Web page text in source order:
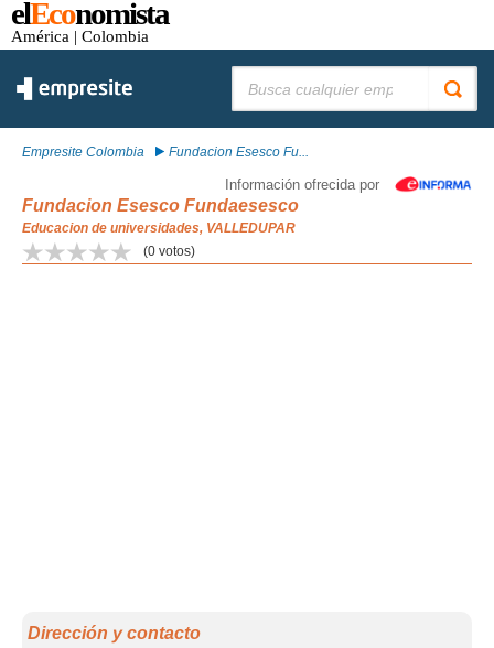
elEconomista
América | Colombia
Empresite Colombia Fundacion Esesco Fu...
Información ofrecida por
Fundacion Esesco Fundaesesco
Educacion de universidades, VALLEDUPAR
(0 votos)
Dirección y contacto